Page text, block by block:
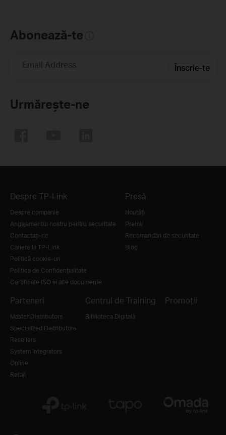
Abonează-te
Email Address Înscrie-te
Urmărește-ne
Despre TP-Link
Despre companie
Angajamentul nostru pentru securitate
Contactați-ne
Cariere la TP-Link
Politică cookie-uri
Politica de Confidențialitate
Certificate ISO și alte documente
Presă
Noutăţi
Premii
Recomandări de securitate
Blog
Parteneri
Master Distributors
Specialized Distributors
Resellers
System Integrators
Online
Retail
Centrul de Training
Biblioteca Digitală
Promoții